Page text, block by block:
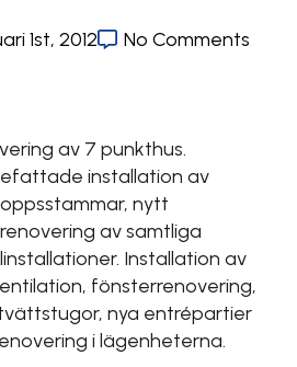
1st, 2012 No Comments
av 7 punkthus.
installation av
nytt
av samtliga
Installation av
fönsterrenovering,
nya entrépartier
i lägenheterna.